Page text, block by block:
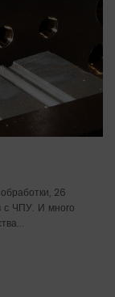
26
с ЧПУ. И много